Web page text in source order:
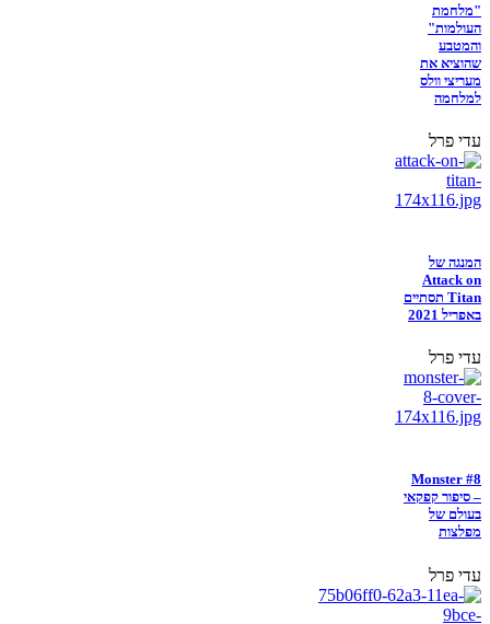
"מלחמת
העולמות"
והמטבע
שהוציא את
מעריצי וולס
למלחמה
עדי פרל
המנגה של
Attack on
Titan תסתיים
באפריל 2021
עדי פרל
Monster #8
– סיפור קפקאי
בעולם של
מפלצות
עדי פרל